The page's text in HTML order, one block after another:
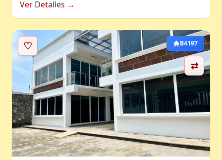
Ver Detalles →
♡
⇄
B4197